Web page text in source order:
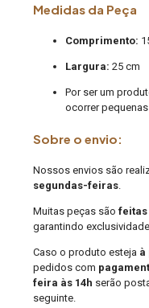
Medidas da Peça
Comprimento:
Largura: 25 cm
Por ser um
ocorrer
Sobre o envio:
Nossos envios são
segundas-feiras
Muitas peças são feitas
garantindo
Caso o produto esteja à
pedidos com
feira às 14h serão
seguinte.